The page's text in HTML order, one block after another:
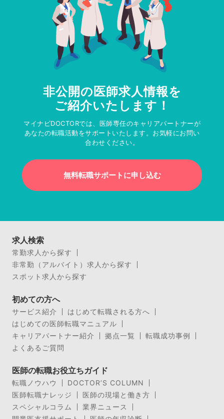
非公開の医師求人情報を
ご紹介いたします！
マイナビDOCTORでは、医師専任のキャリアパートナーが
あなたの転職活動をサポートいたします。お気軽にお問い
合わせください。
無料転職サポートに申し込む
求人検索
常勤求人から探す
非常勤（アルバイト）求人から探す
スポット求人から探す
初めての方へ
サービス紹介
はじめて転職される方へ
はじめての医師転職マニュアル
キャリアパートナー紹介
拠点一覧
転職成功事例
よくあるご質問
医師の転職お役立ちガイド
転職ノウハウ
DOCTOR’S COLUMN
医師転職ナレッジ
医師の現場と働き方
スペシャルコラム
業界ニュース